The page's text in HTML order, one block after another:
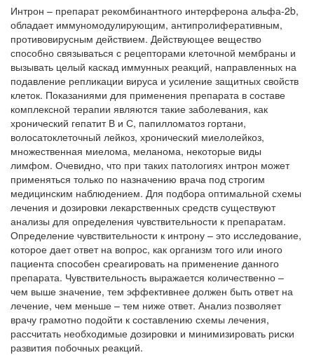
Интрон – препарат рекомбинантного интерферона альфа-2b,
обладает иммуномодулирующим, антипролиферативным,
противовирусным действием. Действующее вещество
способно связываться с рецепторами клеточной мембраны и
вызывать целый каскад иммунных реакций, направленных на
подавление репликации вируса и усиление защитных свойств
клеток. Показаниями для применения препарата в составе
комплексной терапии являются такие заболевания, как
хронический гепатит В и С, папилломатоз гортани,
волосатоклеточный лейкоз, хронический миелолейкоз,
множественная миелома, меланома, некоторые виды
лимфом. Очевидно, что при таких патологиях интрон может
применяться только по назначению врача под строгим
медицинским наблюдением. Для подбора оптимальной схемы
лечения и дозировки лекарственных средств существуют
анализы для определения чувствительности к препаратам.
Определение чувствительности к интрону – это исследование,
которое дает ответ на вопрос, как организм того или иного
пациента способен среагировать на применение данного
препарата. Чувствительность выражается количественно –
чем выше значение, тем эффективнее должен быть ответ на
лечение, чем меньше – тем ниже ответ. Анализ позволяет
врачу грамотно подойти к составлению схемы лечения,
рассчитать необходимые дозировки и минимизировать риски
развития побочных реакций.